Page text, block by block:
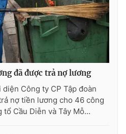
đã được trả nợ lương
Công ty CP Tập đoàn
nợ tiền lương cho 46 công
Cầu Diễn và Tây Mỗ...